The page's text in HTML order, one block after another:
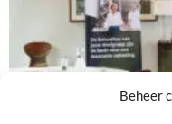
Beheer